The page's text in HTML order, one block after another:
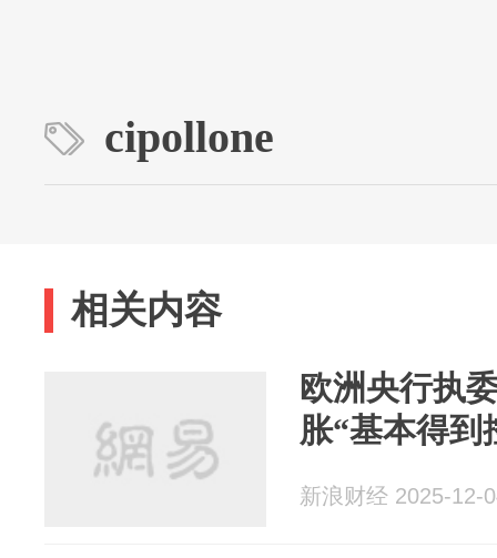
cipollone
相关内容
欧洲央行执
胀“基本得到
新浪财经 2025-12-